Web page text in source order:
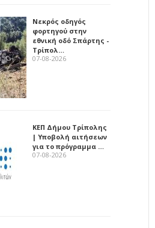
Νεκρός οδηγός
φορτηγού στην
εθνική οδό Σπάρτης -
Τρίπολ…
07-08-2026
ΚΕΠ Δήμου Τρίπολης
| Υποβολή αιτήσεων
για το πρόγραμμα …
07-08-2026